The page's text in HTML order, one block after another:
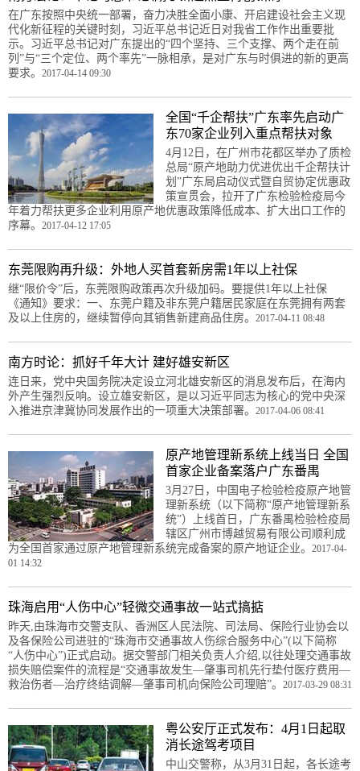
在广东按照中央统一部署，奋力决胜全面小康、开启建设社会主义现
代化新征程的关键时刻，习近平总书记近日对我省工作作出重要批
示。习近平总书记对广东提出的“四个坚持、三个支撑、两个走在前
列”与“三个定位、两个率先”一脉相承，是对广东与时俱进的新的更高
要求。 2017-04-14 09:30
全国“千企帮扶”广东率先启动广
东70家企业列入重点帮扶对象
4月12日，在广州市花都区举办了质检
总局“原产地助力优进优出千企帮扶计
划”广东局启动仪式暨自贸协定优惠政
策宣贯会，拉开了广东检验检疫局今
年着力帮扶更多企业利用原产地优惠政策降低成本、扩大出口工作的
序幕。 2017-04-12 17:05
东莞限购再升级：外地人买首套新房需1年以上社保
继“限价令”后，东莞限购政策再次升级加码。要提供1年以上社保
《通知》要求：一、东莞户籍及非东莞户籍居民家庭在东莞拥有两套
及以上住房的，继续暂停向其销售新建商品住房。 2017-04-11 08:48
南方时论：抓好千年大计 建好雄安新区
连日来，党中央国务院决定设立河北雄安新区的消息发布后，在海内
外产生强烈反响。设立雄安新区，是以习近平同志为核心的党中央深
入推进京津冀协同发展作出的一项重大决策部署。 2017-04-06 08:41
原产地管理新系统上线当日 全国
首家企业备案落户广东番禺
3月27日，中国电子检验检疫原产地管
理新系统（以下简称“原产地管理新系
统”）上线首日，广东番禺检验检疫局
辖区广州市博越贸易有限公司顺利成
为全国首家通过原产地管理新系统完成备案的原产地证企业。 2017-04-
01 14:32
珠海启用“人伤中心”轻微交通事故一站式搞掂
昨天,由珠海市交警支队、香洲区人民法院、司法局、保险行业协会以
及各保险公司进驻的“珠海市交通事故人伤综合服务中心”(以下简称
“人伤中心”)正式启动。据交警部门相关负责人介绍,以往处理交通事故
损失赔偿案件的流程是“交通事故发生—肇事司机先行垫付医疗费用—
救治伤者—治疗终结调解—肇事司机向保险公司理赔”。 2017-03-29 08:31
粤公安厅正式发布：4月1日起取
消长途驾考项目
中山交警称，从3月31日起，各长途考